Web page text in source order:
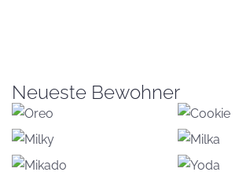
Neueste Bewohner